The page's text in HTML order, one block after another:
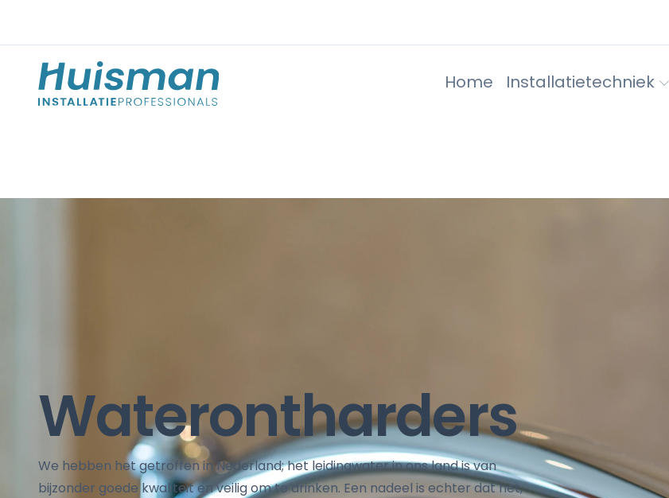
Home Installatietechniek
Waterontharders
We hebben het getroffen in Nederland; het leidingwater in ons land is van
bijzonder goede kwaliteit en veilig om te drinken. Een nadeel is echter dat het,